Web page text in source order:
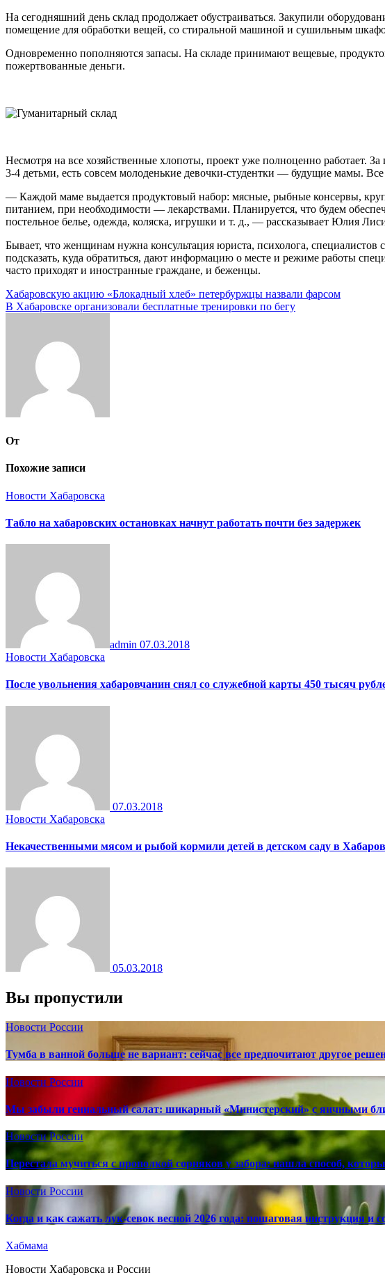
На сегодняшний день склад продолжает обустраиваться. Закупили
помещение для обработки вещей, со стиральной машиной и сушильным
Одновременно пополняются запасы. На складе принимают вещевые,
пожертвованные деньги.
Несмотря на все хозяйственные хлопоты, проект уже полноценно работает.
3-4 детьми, есть совсем молоденькие девочки-студентки — будущие мамы.
— Каждой маме выдается продуктовый набор: мясные, рыбные консервы,
питанием, при необходимости — лекарствами. Планируется, что будем
постельное белье, одежда, коляска, игрушки и т. д., — рассказывает Юлия
Бывает, что женщинам нужна консультация юриста, психолога,
подсказать, куда обратиться, дают информацию о месте и режиме работы
часто приходят и иностранные граждане, и беженцы.
Навигация
по
Хабаровскую акцию «Блокадный хлеб» петербуржцы назвали фарсом
В Хабаровске организовали бесплатные тренировки по бегу
От
Похожие записи
Новости Хабаровска
Табло на хабаровских остановках начнут работать почти без задержек
admin 07.03.2018
Новости Хабаровска
После увольнения хабаровчанин снял со служебной карты 450 тысяч
07.03.2018
Новости Хабаровска
Некачественными мясом и рыбой кормили детей в детском саду в
05.03.2018
Вы пропустили
Новости России
Тумба в ванной больше не вариант: сейчас все предпочитают другое
Новости России
Мы забыли гениальный салат: шикарный «Министерский» с яичными
Новости России
Перестала мучиться с прополкой сорняков у забора: нашла способ,
Новости России
Когда и как сажать лук-севок весной 2026 года: пошаговая инструкция и
Хабмама
Новости Хабаровска и России